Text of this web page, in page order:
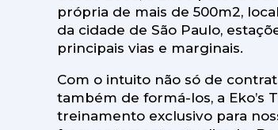
própria de mais de 500m2,
da cidade de São Paulo,
principais vias e marginais.
Com o intuito não só de
também de formá-los, a Eko’s
treinamento exclusivo para